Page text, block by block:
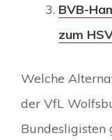
BVB-
zum
Welche
der VfL
Bundesligisten